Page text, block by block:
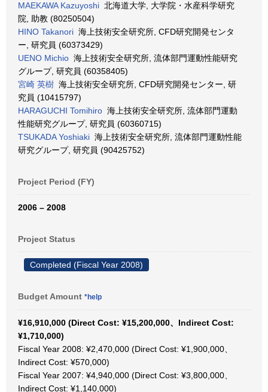
MAEKAWA Kazuyoshi 北海道大学, 大学院・水産科学研究
院, 助教 (80250504)
HINO Takanori 海上技術安全研究所, CFD研究開発センタ
ー, 研究員 (60373429)
UENO Michio 海上技術安全研究所, 流体部門運動性能研究
グループ, 研究員 (60358405)
宮崎 英樹 海上技術安全研究所, CFD研究開発センター, 研
究員 (10415797)
HARAGUCHI Tomihiro 海上技術安全研究所, 流体部門運動
性能研究グループ, 研究員 (60360715)
TSUKADA Yoshiaki 海上技術安全研究所, 流体部門運動性能
研究グループ, 研究員 (90425752)
Project Period (FY)
2006 – 2008
Project Status
Completed (Fiscal Year 2008)
Budget Amount *help
¥16,910,000 (Direct Cost: ¥15,200,000、Indirect Cost:
¥1,710,000)
Fiscal Year 2008: ¥2,470,000 (Direct Cost: ¥1,900,000、
Indirect Cost: ¥570,000)
Fiscal Year 2007: ¥4,940,000 (Direct Cost: ¥3,800,000、
Indirect Cost: ¥1,140,000)